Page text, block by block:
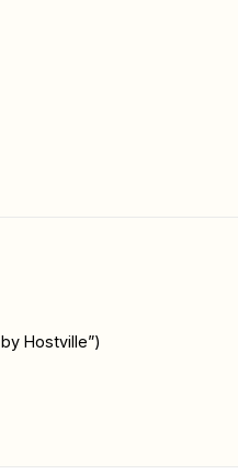
by Hostville”)